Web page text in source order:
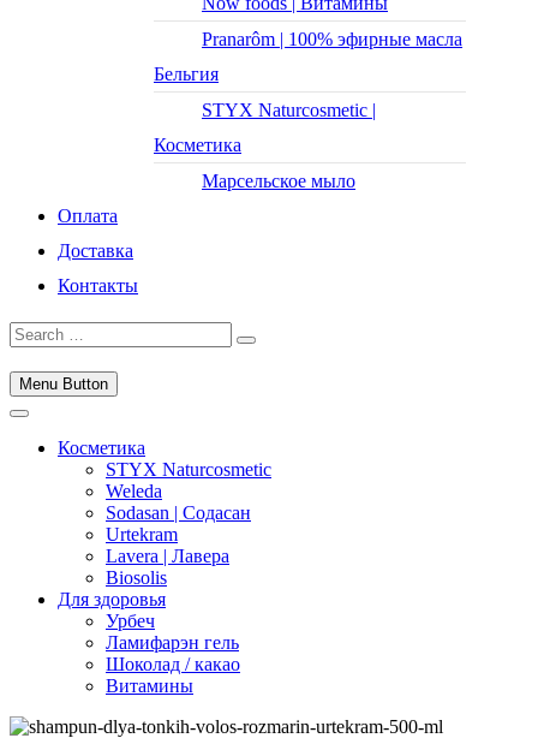
Pranarôm | 100% эфирные масла
Бельгия
STYX Naturcosmetic |
Косметика
Марсельское мыло
Оплата
Доставка
Контакты
Menu Button
Косметика
STYX Naturcosmetic
Weleda
Sodasan | Содасан
Urtekram
Lavera | Лавера
Biosolis
Для здоровья
Урбеч
Ламифарэн гель
Шоколад / какао
Витамины